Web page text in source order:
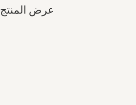
عرض المنتج